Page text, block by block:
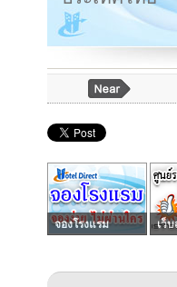
จองโรงแรม เว็บ